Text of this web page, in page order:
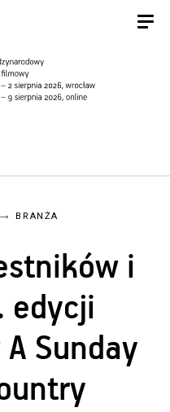
BRANŻA
i
edycji
Sunday